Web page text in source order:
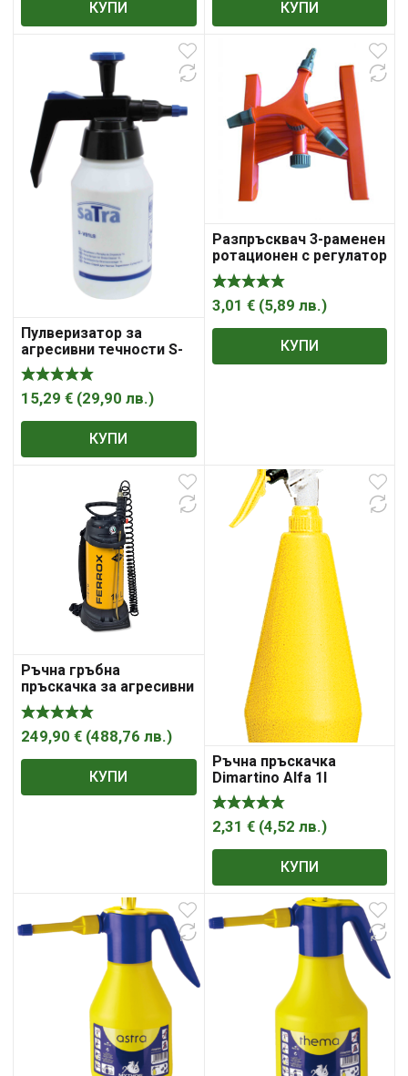
КУПИ КУПИ
Пулверизатор за
агресивни течности S-
VS1LS SATRA
15,29 € (29,90 лв.)
КУПИ
Разпръсквач 3-раменен
ротационен с регулатор
TOP GARDEN
3,01 € (5,89 лв.)
КУПИ
Ръчна гръбна
пръскачка за агресивни
течности Mesto Ferrox
3585G, 10L, 6 bar
249,90 € (488,76 лв.)
КУПИ
Ръчна пръскачка
Dimartino Alfa 1l
2,31 € (4,52 лв.)
КУПИ